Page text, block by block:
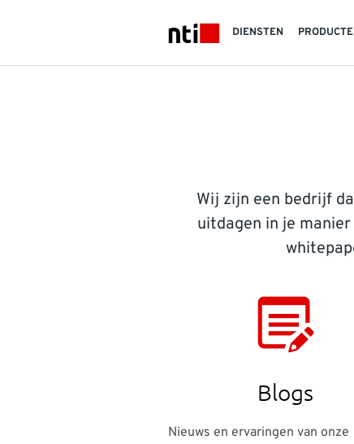
NTI logo
DIENSTEN
Wij zijn een bedrijf
uitdagen in je
Blogs
Nieuws en ervaringen van onze